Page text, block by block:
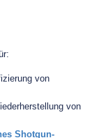
von
von
Shotgun-